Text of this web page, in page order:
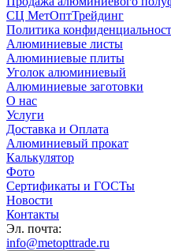
СЦ МетОптТрейдинг
Политика
Алюминиевые листы
Алюминиевые плиты
Уголок алюминиевый
Алюминиевые заготовки
О нас
Услуги
Доставка и Оплата
Алюминиевый прокат
Калькулятор
Фото
Сертификаты и ГОСТы
Новости
Контакты
Эл. почта:
info@metopttrade.ru